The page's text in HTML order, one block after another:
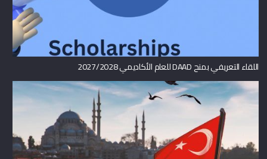
اللقاء التعريفي بمنح DAAD للعام الأكاديمي 2027/2028